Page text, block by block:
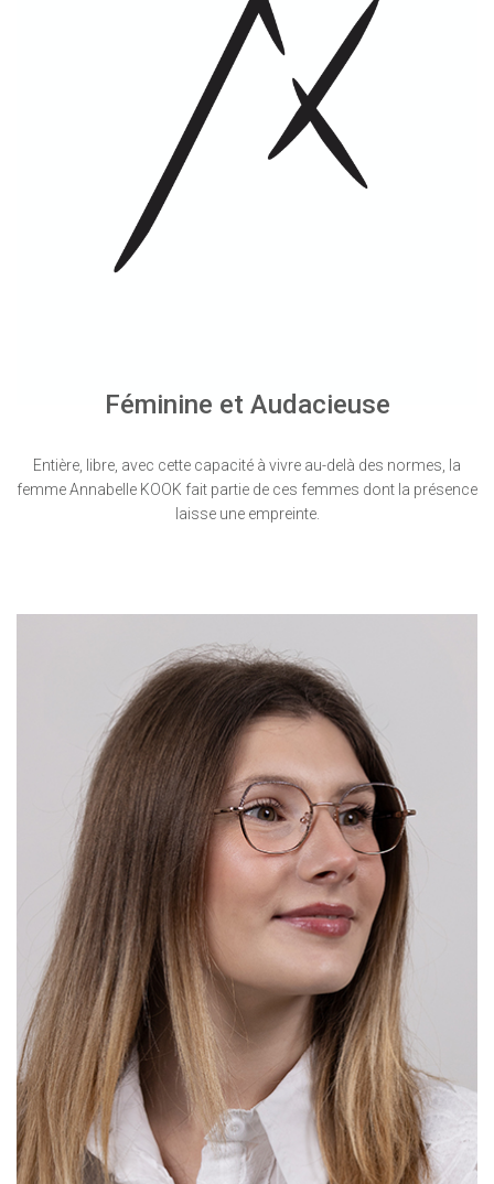
Féminine et Audacieuse
Entière, libre, avec cette capacité à vivre au-delà des normes, la
femme Annabelle KOOK fait partie de ces femmes dont la présence
laisse une empreinte.